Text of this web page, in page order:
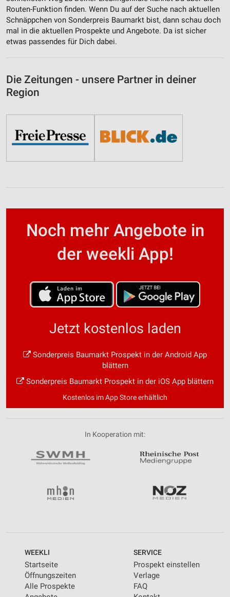
Routen-Funktion finden. Wenn Du auf der Suche nach aktuellen
Schnäppchen von Sonderpreis Baumarkt bist, dann schau doch
mal in die aktuellen Prospekte und Angebote. Da ist sicher
etwas passendes für Dich dabei.
Die Zeitungen - unsere Partner in deiner
Region
Noch mehr Angebote in
der weekli App!
Jetzt kostenlos laden
Sonderpreis Baumarkt Prospekt in der Android App
blättern
Sonderpreis Baumarkt Prospekt in der iOS App blättern
Kostenlos im App Store erhältlich
In Kooperation mit:
WEEKLI
Startseite
Öffnungszeiten
Alle Prospekte
SERVICE
Prospekt einstellen
Verlage
FAQ